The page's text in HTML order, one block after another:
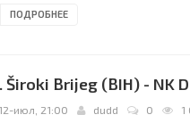
Переменная
Паули Хейгор (Фарерские
острова). Резервный
ПОДРОБНЕЕ
Široki Brijeg (BIH) - NK
12-июл, 21:00 dudd 0 1